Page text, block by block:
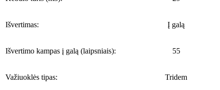
Išvertimas: Į galą
Išvertimo kampas į galą (laipsniais): 55
Važiuoklės tipas: Tridem